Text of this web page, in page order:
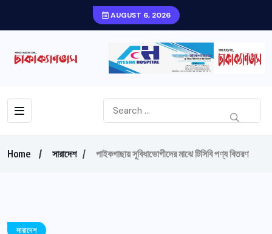
AUGUST 6, 2026
Home সারাদেশ পাইকগাছায় সুবিধাভোগীদের মাঝে টিসিবি পণ্য বিতরণ
সারাদেশ